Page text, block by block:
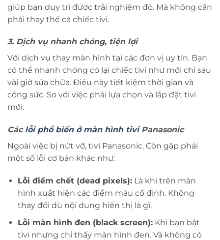
giúp bạn duy trì được trải nghiệm đó. Mà không cần
phải thay thế cả chiếc tivi.
3. Dịch vụ nhanh chóng, tiện lợi
Với dịch vụ thay màn hình tại các đơn vị uy tín. Bạn
có thể nhanh chóng có lại chiếc tivi như mới chỉ sau
vài giờ sửa chữa. Điều này tiết kiệm thời gian và
công sức. So với việc phải lựa chọn và lắp đặt tivi
mới.
Các lỗi phổ biến ở màn hình tiviPanasonic
Ngoài việc bị nứt vỡ, tivi Panasonic. Còn gặp phải
một số lỗi cơ bản khác như:
Lỗi điểm chết (dead pixels):Là khi trên màn
hình xuất hiện các điểm màu cố định. Không
thay đổi dù nội dung hiển thị là gì.
Lỗi màn hình đen (black screen):Khi bạn bật
tivi nhưng chỉ thấy màn hình đen. Và không có